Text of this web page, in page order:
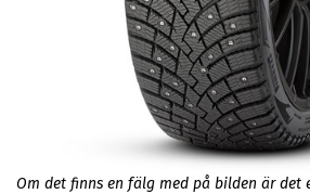
Om det finns en fälg med på bilden är